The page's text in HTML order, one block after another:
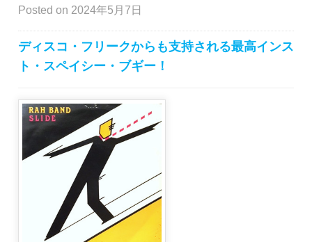
Posted on 2024年5月7日
ディスコ・フリークからも支持される最高インス
ト・スペイシー・ブギー！